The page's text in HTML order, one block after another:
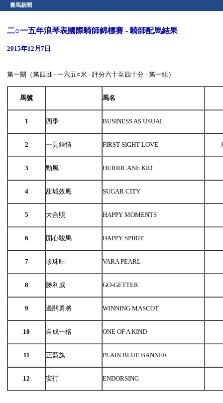
賽馬新聞
二○一五年浪琴表國際騎師錦標賽 - 騎師配馬結果
2015年12月7日
第一關（第四班 - 一六五○米 - 評分六十至四十分 - 第一組）
馬號 馬名
1 四季 BUSINESS AS USUAL
2 一見鍾情 FIRST SIGHT LOVE
3 勁風 HURRICANE KID
4 甜城效應 SUGAR CITY
5 大合照 HAPPY MOMENTS
6 開心駿馬 HAPPY SPIRIT
7 珍珠旺 VARA PEARL
8 勝利威 GO-GETTER
9 過關勇將 WINNING MASCOT
10 自成一格 ONE OF A KIND
11 正藍旗 PLAIN BLUE BANNER
12 安打 ENDORSING